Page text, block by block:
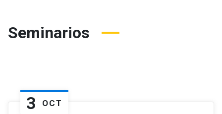
Seminarios
3 OCT